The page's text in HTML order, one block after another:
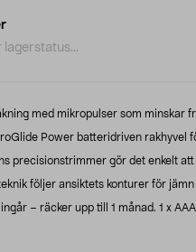
lagerstatus...
med mikropulser som minskar
Power batteridriven rakhyvel
precisionstrimmer gör det enkelt
följer ansiktets konturer för jämn
– räcker upp till 1 månad. 1 x